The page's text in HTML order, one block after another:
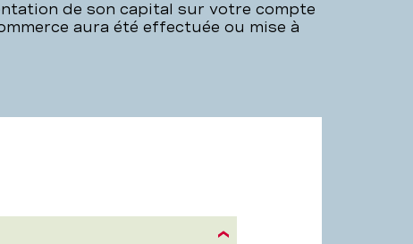
de son capital sur votre compte
aura été effectuée ou mise à